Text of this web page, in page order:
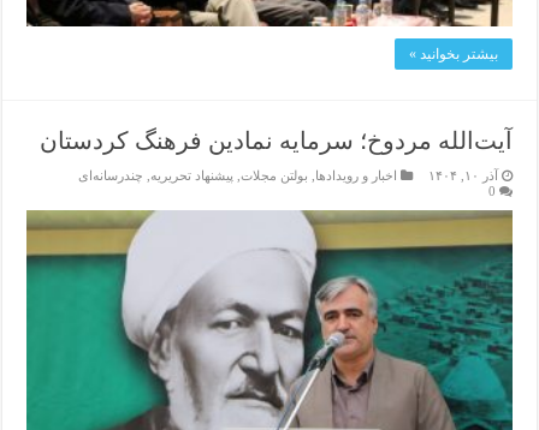
بیشتر بخوانید »
آیت‌الله مردوخ؛ سرمایه نمادین فرهنگ کردستان
آذر ۱۰, ۱۴۰۴ اخبار و رویدادها بولتن مجلات پیشنهاد تحریریه
چندرسانه‌ای
0